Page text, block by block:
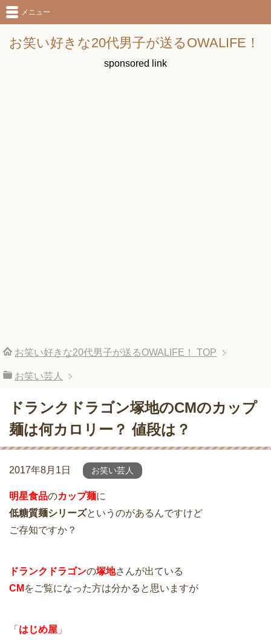
お笑い好きな20代男子が送るOWALIFE！
メニュー
sponsored link
お笑い好きな20代男子が送るOWALIFE！ TOP
お笑い芸人
ドランクドラゴン塚地のCMのカップ
麺は何カロリー？ 値段は？
2017年8月1日 お笑い芸人
明星食品のカップ麺に
低糖質麺シリーズというのがあるんですけど
ご存知ですか？
ドランクドラゴンの塚地さんが出ている
CM をご覧になった方は分かると思いますが
「 はじめ屋 」